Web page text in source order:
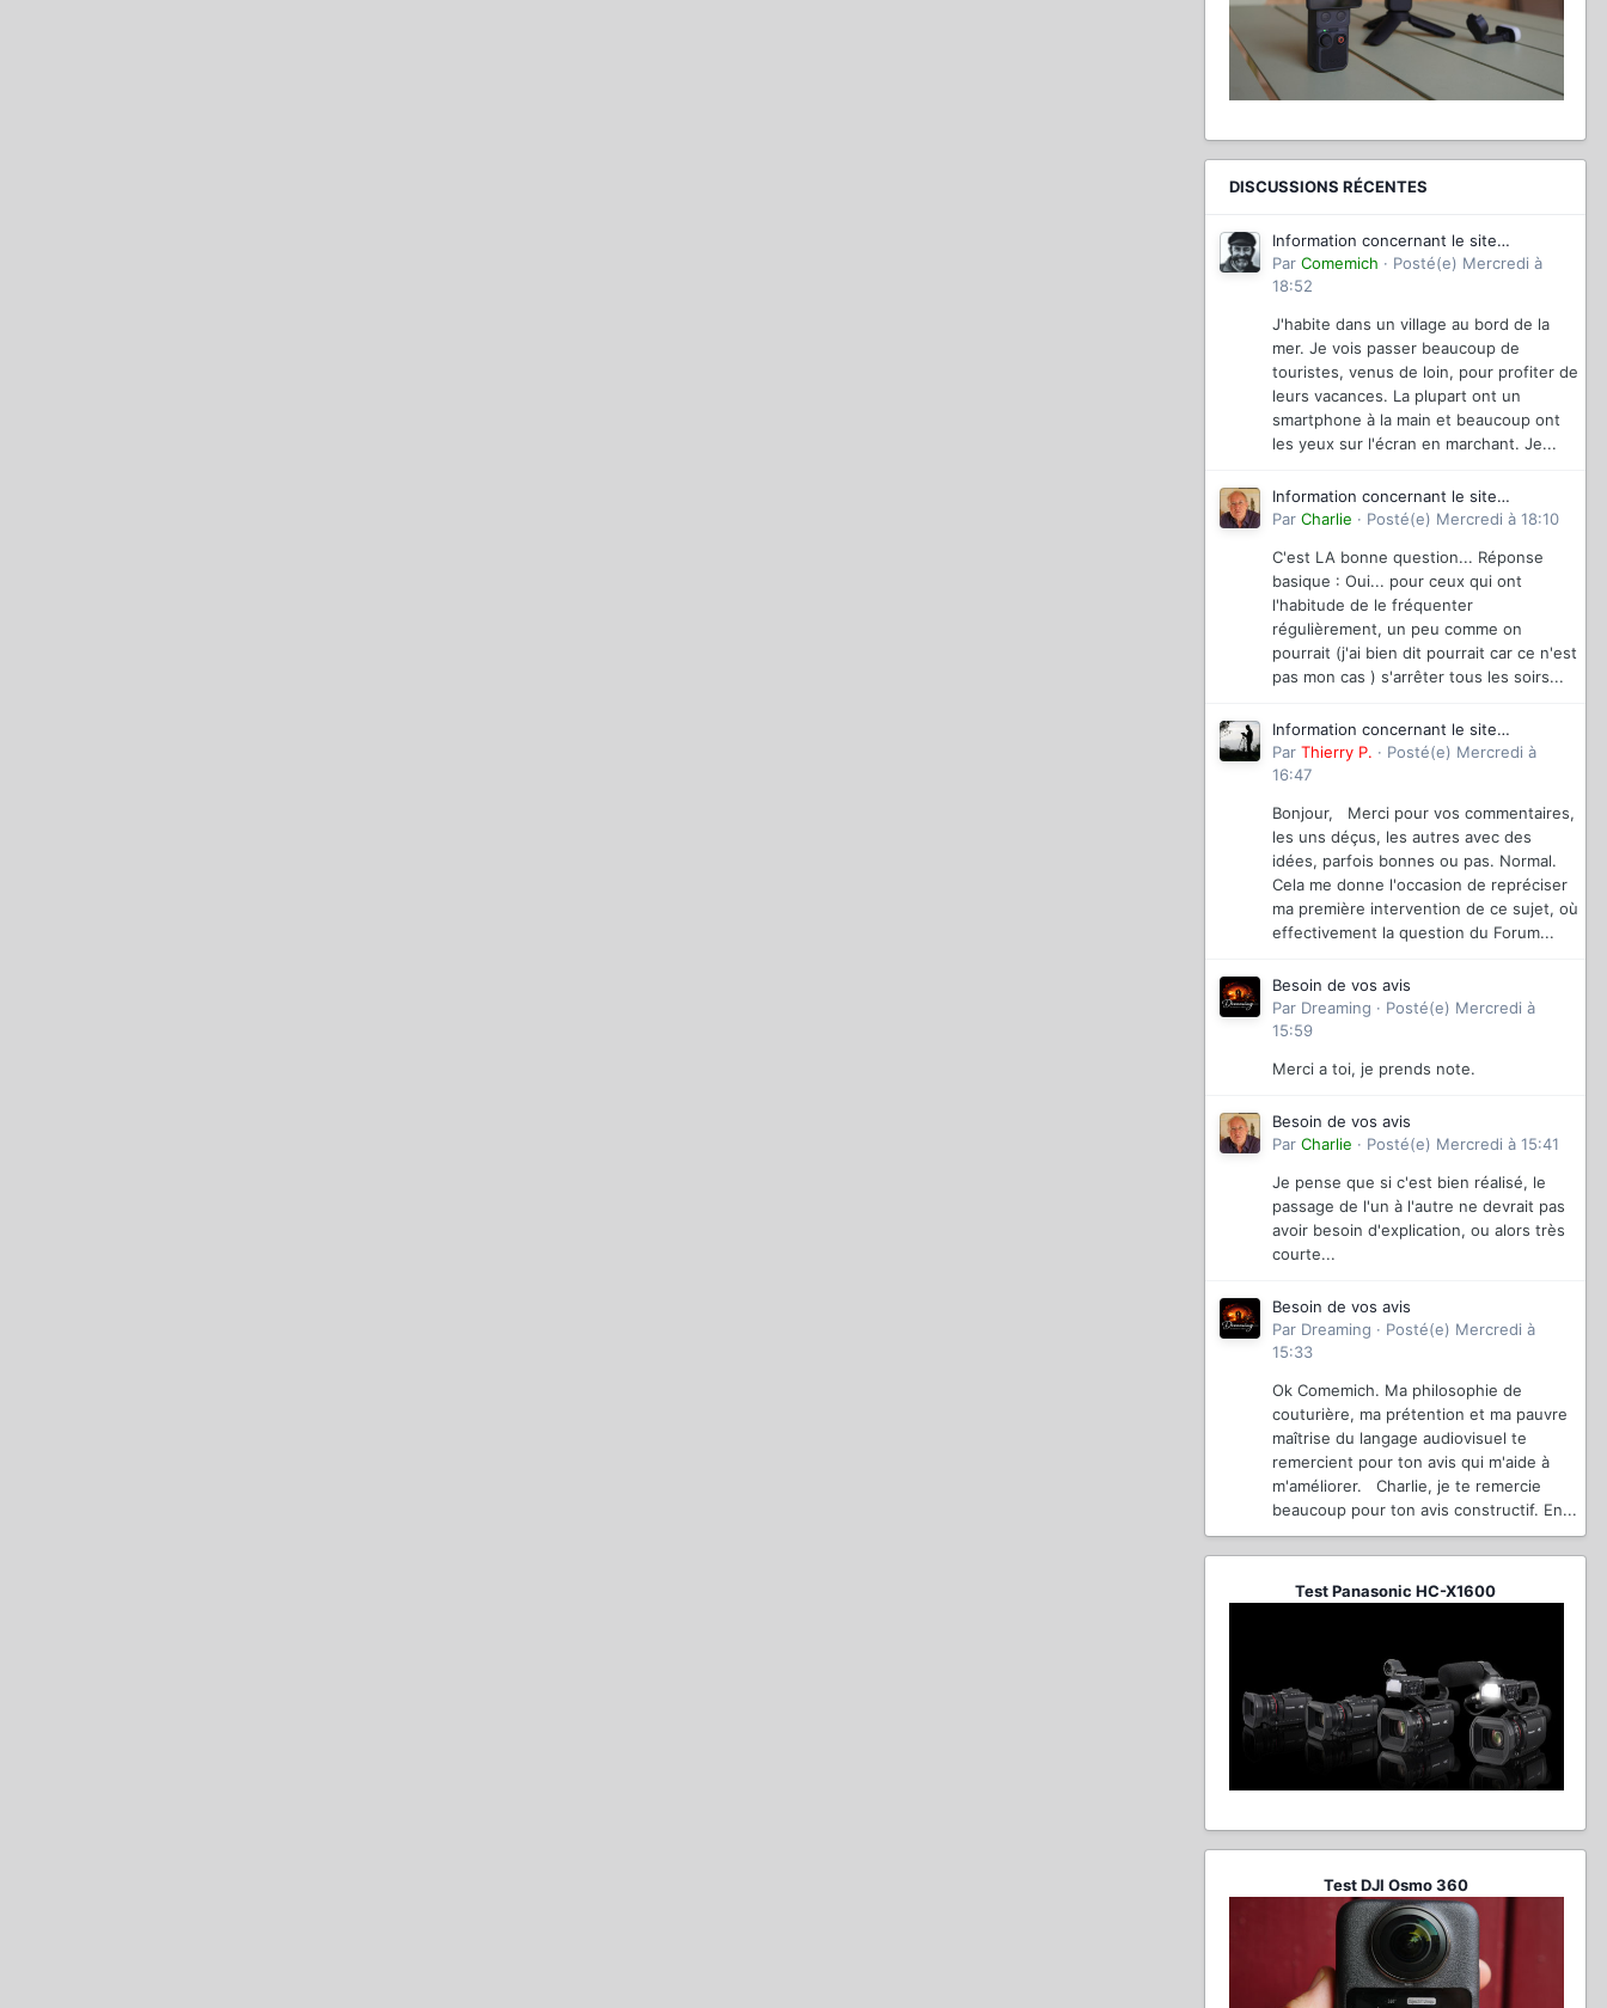
DISCUSSIONS RÉCENTES
Information concernant le site
magazinevideo
Par Comemich · Posté(e) Mercredi à
18:52
J'habite dans un village au bord de la
mer. Je vois passer beaucoup de
touristes, venus de loin, pour profiter de
leurs vacances. La plupart ont un
smartphone à la main et beaucoup ont
les yeux sur l'écran en marchant. Je...
Information concernant le site
magazinevideo
Par Charlie · Posté(e) Mercredi à 18:10
C'est LA bonne question... Réponse
basique : Oui... pour ceux qui ont
l'habitude de le fréquenter
régulièrement, un peu comme on
pourrait (j'ai bien dit pourrait car ce n'est
pas mon cas ) s'arrêter tous les soirs...
Information concernant le site
magazinevideo
Par Thierry P. · Posté(e) Mercredi à
16:47
Bonjour, Merci pour vos commentaires,
les uns déçus, les autres avec des
idées, parfois bonnes ou pas. Normal.
Cela me donne l'occasion de repréciser
ma première intervention de ce sujet, où
effectivement la question du Forum...
Besoin de vos avis
Par Dreaming · Posté(e) Mercredi à
15:59
Merci a toi, je prends note.
Besoin de vos avis
Par Charlie · Posté(e) Mercredi à 15:41
Je pense que si c'est bien réalisé, le
passage de l'un à l'autre ne devrait pas
avoir besoin d'explication, ou alors très
courte...
Besoin de vos avis
Par Dreaming · Posté(e) Mercredi à
15:33
Ok Comemich. Ma philosophie de
couturière, ma prétention et ma pauvre
maîtrise du langage audiovisuel te
remercient pour ton avis qui m'aide à
m'améliorer. Charlie, je te remercie
beaucoup pour ton avis constructif. En...
Test Panasonic HC-X1600
Test DJI Osmo 360